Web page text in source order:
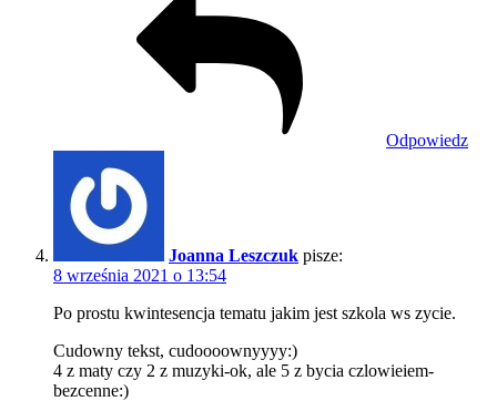
Odpowiedz
Joanna Leszczuk pisze:
8 września 2021 o 13:54
Po prostu kwintesencja tematu jakim jest szkola ws zycie.
Cudowny tekst, cudoooownyyyy:)
4 z maty czy 2 z muzyki-ok, ale 5 z bycia czlowieiem-
bezcenne:)